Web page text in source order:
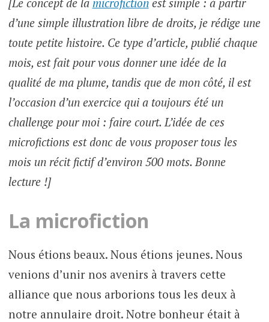
d’une simple illustration libre de droits, je rédige une
toute petite histoire. Ce type d’article, publié chaque
mois, est fait pour vous donner une idée de la
qualité de ma plume, tandis que de mon côté, il est
l’occasion d’un exercice qui a toujours été un
challenge pour moi : faire court. L’idée de ces
microfictions est donc de vous proposer tous les
mois un récit fictif d’environ 500 mots. Bonne
lecture !]
La microfiction
Nous étions beaux. Nous étions jeunes. Nous
venions d’unir nos avenirs à travers cette
alliance que nous arborions tous les deux à
notre annulaire droit. Notre bonheur était à